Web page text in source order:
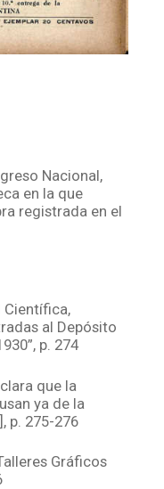
Nacional,
en la que
registrada en el
Científica,
al Depósito
p. 274
que la
ya de la
p. 275-276
Gráficos